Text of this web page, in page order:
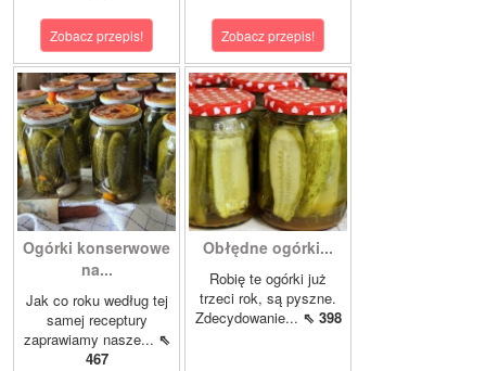
Zobacz przepis! Zobacz przepis!
Ogórki konserwowe
na...
Jak co roku według tej
samej receptury
zaprawiamy nasze... ⇖
467
Obłędne ogórki...
Robię te ogórki już
trzeci rok, są pyszne.
Zdecydowanie... ⇖ 398